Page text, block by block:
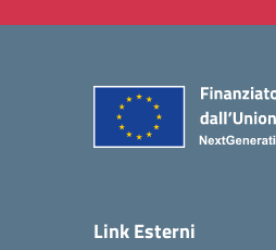
Link Esterni